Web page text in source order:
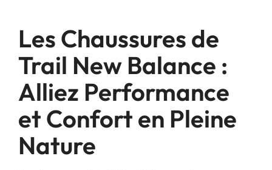
Les Chaussures de
Trail New Balance :
Alliez Performance
et Confort en Pleine
Nature